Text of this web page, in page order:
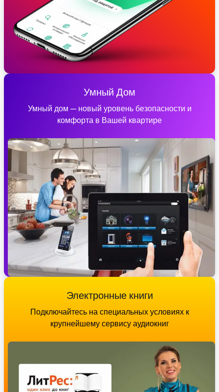
Умный Дом
Умный дом — новый уровень безопасности и
комфорта в Вашей квартире
Электронные книги
Подключайтесь на специальных условиях к
крупнейшему сервису аудиокниг